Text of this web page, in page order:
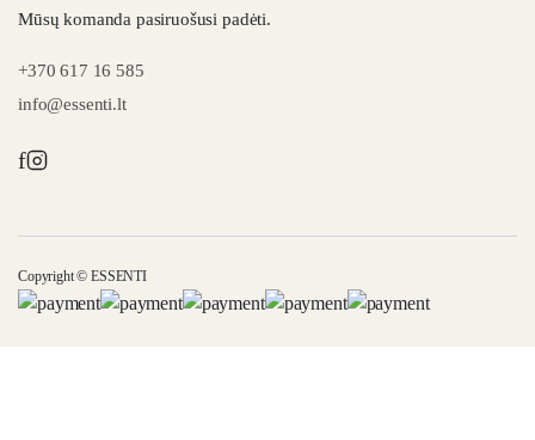
Mūsų komanda pasiruošusi padėti.
+370 617 16 585
info@essenti.lt
f
Copyright © ESSENTI